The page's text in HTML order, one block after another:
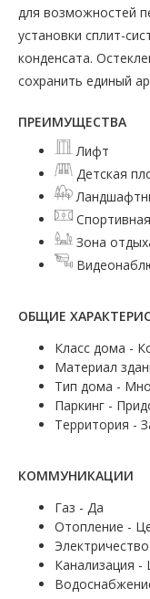
для возможностей
установки сплит-
конденсата.
сохранить единый
ПРЕИМУЩЕСТВА
Лифт
Детская
Зона
ОБЩИЕ
Класс дома -
Материал
Тип дома -
Паркинг -
Территория -
КОММУНИКАЦИИ
Газ - Да
Отопление -
Канализация -